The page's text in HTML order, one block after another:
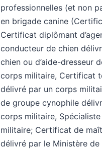
professionnelles (et non
en brigade canine
Certificat diplômant
conducteur de chien
chien ou d’aide-dresseur
corps militaire, Certificat
délivré par un corps
de groupe cynophile
corps militaire,
militaire; Certificat de
délivré par le Ministère